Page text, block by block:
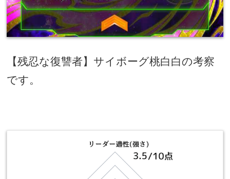
【残忍な復讐者】サイボーグ桃白白の考察
です。